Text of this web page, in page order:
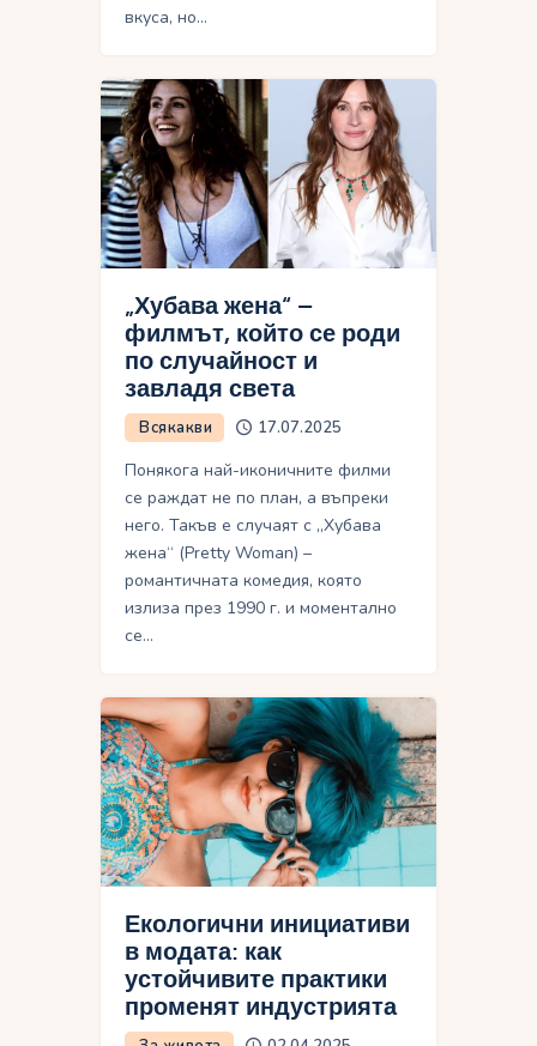
вкуса, но…
„Хубава жена“ –
филмът, който се роди
по случайност и
завладя света
Всякакви 17.07.2025
Понякога най-иконичните филми
се раждат не по план, а въпреки
него. Такъв е случаят с „Хубава
жена“ (Pretty Woman) –
романтичната комедия, която
излиза през 1990 г. и моментално
се…
Екологични инициативи
в модата: как
устойчивите практики
променят индустрията